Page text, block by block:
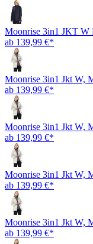
Moonrise 3in1 JKT W
ab 139,99 €*
Moonrise 3in1 Jkt W,
ab 139,99 €*
Moonrise 3in1 Jkt W,
ab 139,99 €*
Moonrise 3in1 Jkt W,
ab 139,99 €*
Moonrise 3in1 Jkt W,
ab 139,99 €*